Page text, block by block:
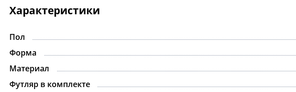
Характеристики
Пол
Форма
Материал
Футляр в комплекте